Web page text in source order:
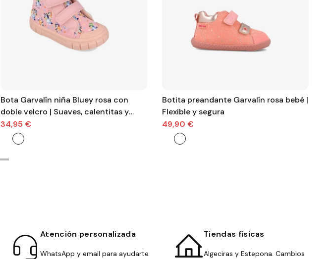
Bota Garvalín niña Bluey rosa con
doble velcro | Suaves, calentitas y
llenas de magia
34,95 €
Botita preandante Garvalín rosa bebé |
Flexible y segura
49,90 €
Atención personalizada
WhatsApp y email para ayudarte
Tiendas físicas
Algeciras y Estepona. Cambios